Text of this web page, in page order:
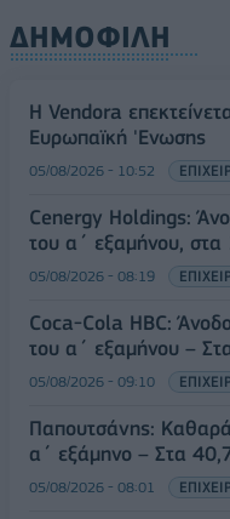
ΔΗΜΟΦΙΛΗ
Η Vendora
Ευρωπαϊκή 'Ενωσης
05/08/2026 - 10:52
Cenergy Holdings:
του α΄ εξαμήνου,
05/08/2026 - 08:19
Coca-Cola HBC:
του α΄ εξαμήνου –
05/08/2026 - 09:10
Παπουτσάνης:
α΄ εξάμηνο – Στα
05/08/2026 - 08:01